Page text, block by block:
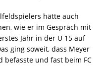
hätte auch
wie er im Gespräch mit
Jahr in der U 15 auf
ging soweit, dass Meyer
befasste und fast beim FC